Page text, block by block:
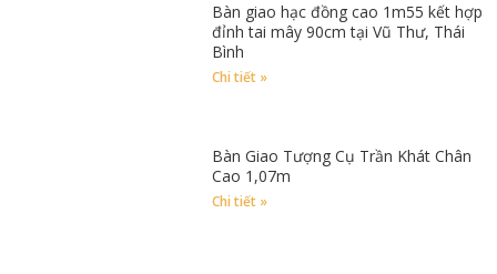
Bàn giao hạc đồng cao 1m55 kết hợp
đỉnh tai mây 90cm tại Vũ Thư, Thái
Bình
Chi tiết »
Bàn Giao Tượng Cụ Trần Khát Chân
Cao 1,07m
Chi tiết »